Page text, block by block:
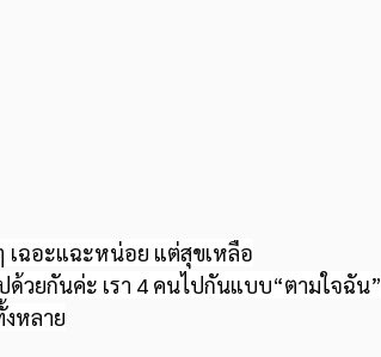
เฉอะแฉะหน่อย แต่สุขเหลือ
ด้วยกันค่ะ เรา 4 คนไปกันแบบ“ตามใจฉัน”
หลาย